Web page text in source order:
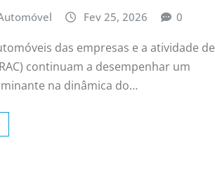
Fev 25, 2026 0
das empresas e a atividade de
continuam a desempenhar um
na dinâmica do…